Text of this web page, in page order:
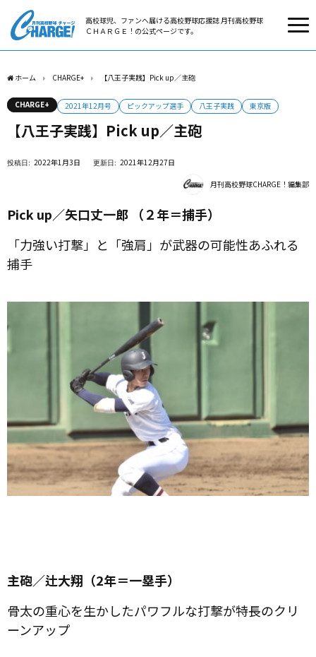
高校球児、ファンへ届ける高校野球応援誌 月刊高校野球
ＣＨＡＲＧＥ！の公式ページです。
ホーム CHARGE+ 【八王子実践】Pick up／主砲
CHARGE+ 2021年12月号 ピックアップ選手 八王子実践 東京版
【八王子実践】Pick up／主砲
2022年1月3日 2021年12月27日
月刊高校野球CHARGE！編集部
Pick up／矢口丈一郎 （２年＝捕手）
「力強い打撃」と「強肩」が武器の可能性あふれる
捕手
主砲／辻大翔（2年＝一塁手）
骨太の重心を生かしたパワフルな打撃が特長のクリ
ーンアップ